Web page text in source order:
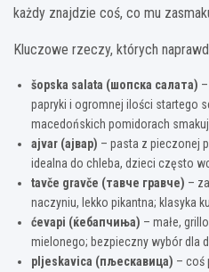
każdy znajdzie coś, co mu
Kluczowe rzeczy, których
šopska salata (шопска салата)
papryki i ogromnej ilości startego
macedońskich pomidorach
ajvar (ајвар) – pasta z pieczonej
idealna do chleba, dzieci często
tavče gravče (тавче гравче) –
naczyniu, lekko pikantna; klasyka
ćevapi (ќебапчиња) – małe,
mielonego; bezpieczny wybór dla
pljeskavica (пљескавица) – coś